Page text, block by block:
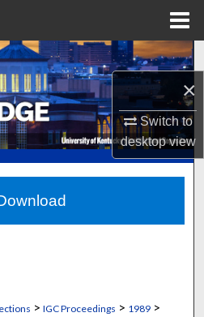
×
Switch to
desktopview
Search
Collections
Account
About
Network™
> IGC Proceedings > 1989>